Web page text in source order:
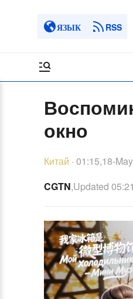
ЯЗЫК RSS
окно
Китай · 01:15,18-
CGTN,Updated